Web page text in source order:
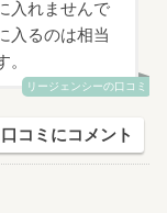
入れませんで
入るのは相当
。
リージェンシーの口コミ
口コミにコメント